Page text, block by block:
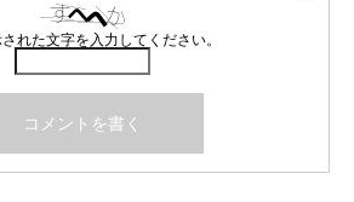
れた文字を入力してください。